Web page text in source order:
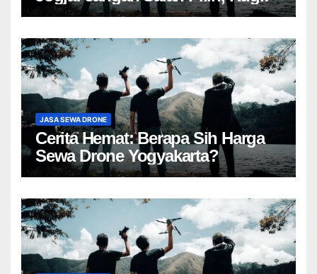
JASA SEWA DRONE
Cerita Hemat: Berapa Sih Harga
Sewa Drone Yogyakarta?